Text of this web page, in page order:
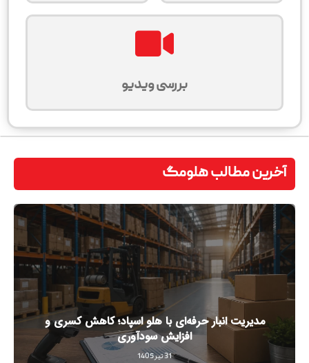
بررسی ویدیو
آخرین مطالب هلومگ
مدیریت انبار حرفه‌ای با هلو اسپاد؛ کاهش کسری و
افزایش سودآوری
31 تیر 1405